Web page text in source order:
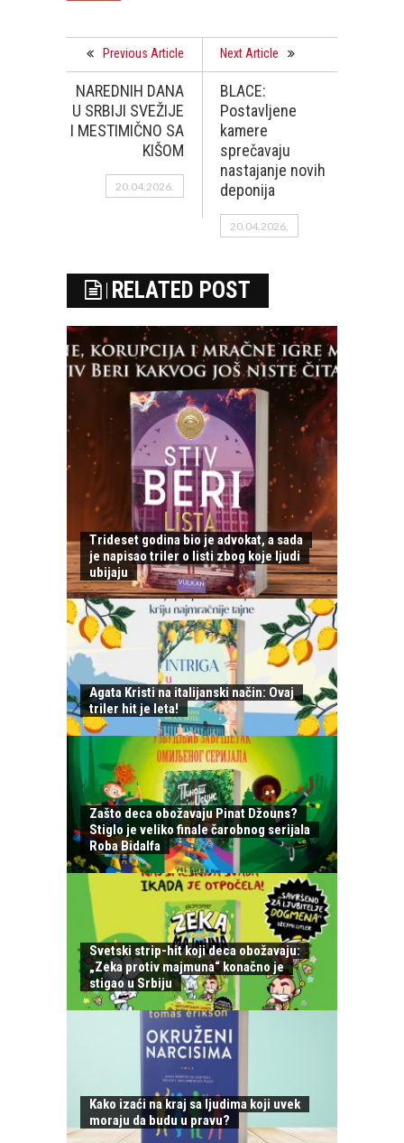
Previous Article
NAREDNIH DANA
U SRBIJI SVEŽIJE
I MESTIMIČNO SA
KIŠOM
20.04.2026.
Next Article
BLACE:
Postavljene
kamere
sprečavaju
nastajanje novih
deponija
20.04.2026.
RELATED POST
Trideset godina bio je advokat, a sada
je napisao triler o listi zbog koje ljudi
ubijaju
Agata Kristi na italijanski način: Ovaj
triler hit je leta!
Zašto deca obožavaju Pinat Džouns?
Stiglo je veliko finale čarobnog serijala
Roba Bidalfa
Svetski strip-hit koji deca obožavaju:
„Zeka protiv majmuna“ konačno je
stigao u Srbiju
Kako izaći na kraj sa ljudima koji uvek
moraju da budu u pravu?